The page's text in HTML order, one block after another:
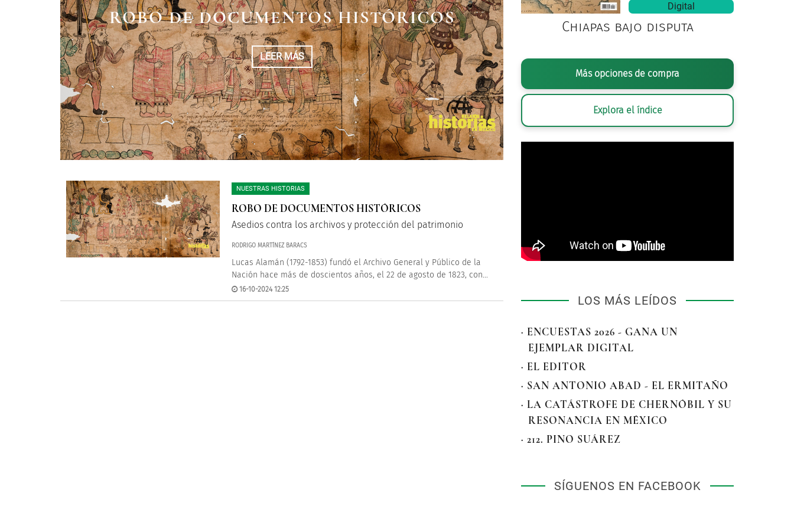
ROBO DE DOCUMENTOS HISTÓRICOS
LEER MÁS
NUESTRAS HISTORIAS
ROBO DE DOCUMENTOS HISTÓRICOS
Asedios contra los archivos y protección del patrimonio
RODRIGO MARTÍNEZ BARACS
Lucas Alamán (1792-1853) fundó el Archivo General y Público de la
Nación hace más de doscientos años, el 22 de agosto de 1823, con...
16-10-2024 12:25
Digital
Chiapas bajo disputa
Más opciones de compra
Explora el índice
LOS MÁS LEÍDOS
· ENCUESTAS 2026 - GANA UN
EJEMPLAR DIGITAL
· EL EDITOR
· SAN ANTONIO ABAD - EL ERMITAÑO
· LA CATÁSTROFE DE CHERNÓBIL Y SU
RESONANCIA EN MÉXICO
· 212. PINO SUÁREZ
SÍGUENOS EN FACEBOOK